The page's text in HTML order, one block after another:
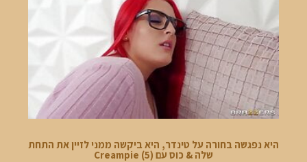
היא נפגשה בחורה על טינדר, היא ביקשה ממני לזיין את התחת
שלה & כוס עם Creampie (5)